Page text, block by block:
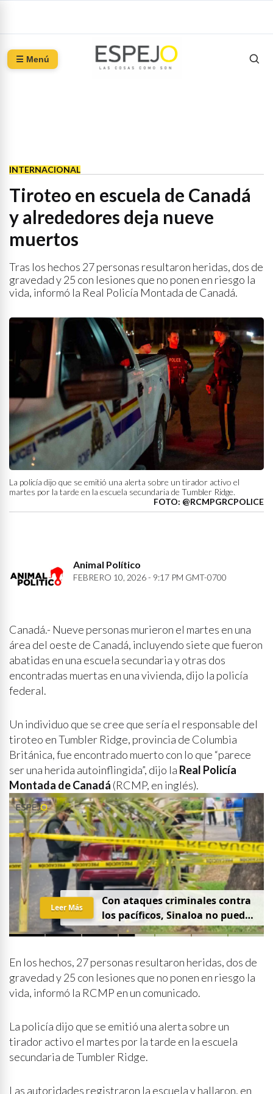
☰ Menú
INTERNACIONAL
Tiroteo en escuela de Canadá
y alrededores deja nueve
muertos
Tras los hechos 27 personas resultaron heridas, dos de
gravedad y 25 con lesiones que no ponen en riesgo la
vida, informó la Real Policía Montada de Canadá.
La policía dijo que se emitió una alerta sobre un tirador activo el
martes por la tarde en la escuela secundaria de Tumbler Ridge.
FOTO: @RCMPGRCPOLICE
Animal Político
FEBRERO 10, 2026 - 9:17 PM GMT-0700
Canadá.- Nueve personas murieron el martes en una
área del oeste de Canadá, incluyendo siete que fueron
abatidas en una escuela secundaria y otras dos
encontradas muertas en una vivienda, dijo la policía
federal.
Un individuo que se cree que sería el responsable del
tiroteo en Tumbler Ridge, provincia de Columbia
Británica, fue encontrado muerto con lo que “parece
ser una herida autoinflingida”, dijo la Real Policía
Montada de Canadá (RCMP, en inglés).
Con ataques criminales contra
los pacíficos, Sinaloa no puede
hablar de paz
Leer Más
En los hechos, 27 personas resultaron heridas, dos de
gravedad y 25 con lesiones que no ponen en riesgo la
vida, informó la RCMP en un comunicado.
La policía dijo que se emitió una alerta sobre un
tirador activo el martes por la tarde en la escuela
secundaria de Tumbler Ridge.
Las autoridades registraron la escuela y hallaron, en